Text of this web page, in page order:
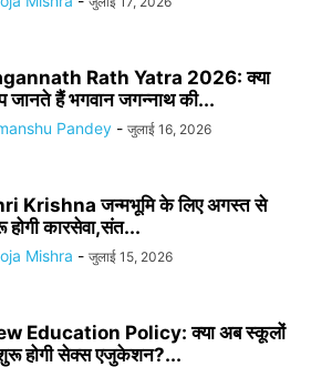
Rath Yatra 2026: क्या
जानते हैं भगवान जगन्नाथ की...
Pandey - जुलाई 16, 2026
Krishna जन्मभूमि के लिए अगस्त से
होगी कारसेवा,संत...
Mishra - जुलाई 15, 2026
Education Policy: क्या अब स्कूलों
होगी सेक्स एजुकेशन?...